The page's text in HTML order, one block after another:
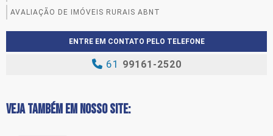
AVALIAÇÃO DE IMÓVEIS RURAIS ABNT
AVALIAÇÃO DE IMÓVEIS URBANOS
AVALIAÇÃO DE IMÓVEL COM DATA RETROATIVA
AVALIAÇÃO DE IMÓVEL COMERCIAL PARA VENDA
ENTRE EM CONTATO PELO TELEFONE
61 99161-2520
VEJA TAMBÉM EM NOSSO SITE: